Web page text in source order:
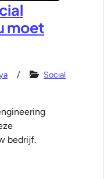
moet
Social
bedrijf.